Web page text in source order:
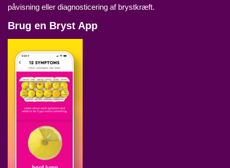
påvisning eller diagnosticering af brystkræft.
Brug en Bryst App